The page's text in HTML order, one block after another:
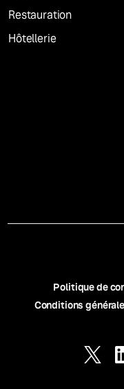
Restauration
Hôtellerie
Politique de
Conditions